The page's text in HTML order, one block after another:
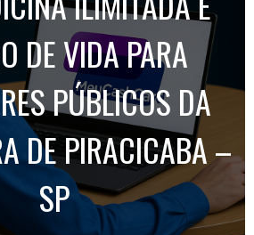
DE VIDA PARA
PÚBLICOS DA
DE PIRACICABA –
SP